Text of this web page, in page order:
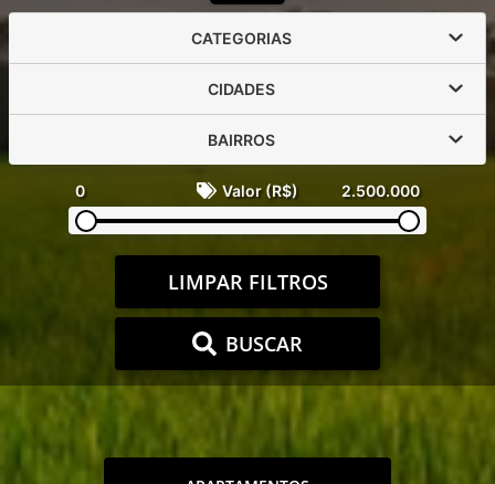
CATEGORIAS
CIDADES
BAIRROS
0 Valor (R$) 2.500.000
LIMPAR FILTROS
BUSCAR